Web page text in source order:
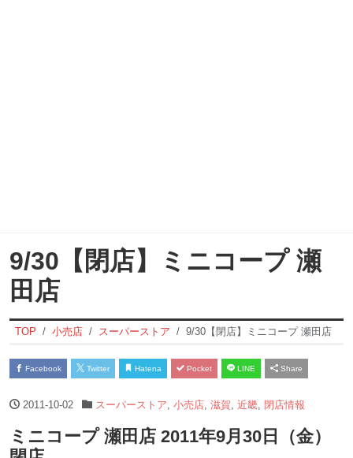
9/30【閉店】ミニコープ 瀬
田店
TOP 小売店 スーパーストア 9/30【閉店】ミニコープ 瀬田店
Facebook Twitter Hatena Pocket LINE Share
2011-10-02 スーパーストア 小売店, 滋賀 近畿, 閉店情報
ミニコープ 瀬田店 2011年9月30日（金）